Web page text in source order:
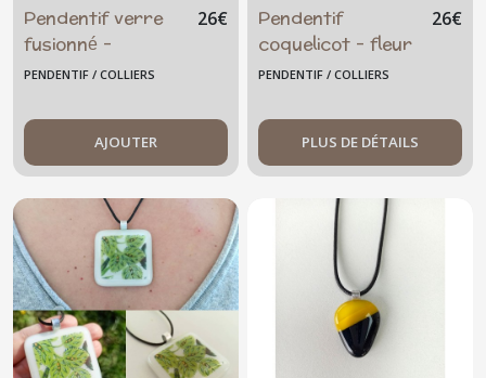
Pendentif verre
fusionné -
coquelicot jaune
26€
PENDENTIF / COLLIERS
AJOUTER
Pendentif
coquelicot - fleur
- artisanal unique
26€
PENDENTIF / COLLIERS
PLUS DE DÉTAILS